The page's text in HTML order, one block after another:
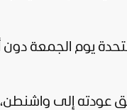
يوم الجمعة دون
إلى واشنطن،